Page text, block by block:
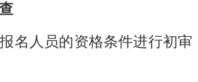
名人员的资格条件进行初